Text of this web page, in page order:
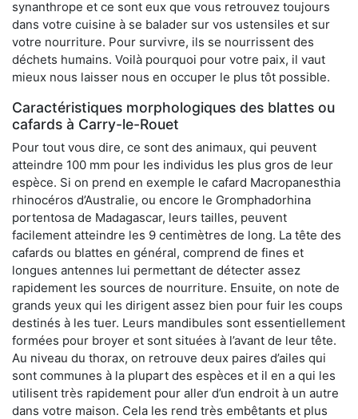
synanthrope et ce sont eux que vous retrouvez toujours
dans votre cuisine à se balader sur vos ustensiles et sur
votre nourriture. Pour survivre, ils se nourrissent des
déchets humains. Voilà pourquoi pour votre paix, il vaut
mieux nous laisser nous en occuper le plus tôt possible.
Caractéristiques morphologiques des blattes ou
cafards à Carry-le-Rouet
Pour tout vous dire, ce sont des animaux, qui peuvent
atteindre 100 mm pour les individus les plus gros de leur
espèce. Si on prend en exemple le cafard Macropanesthia
rhinocéros d’Australie, ou encore le Gromphadorhina
portentosa de Madagascar, leurs tailles, peuvent
facilement atteindre les 9 centimètres de long. La tête des
cafards ou blattes en général, comprend de fines et
longues antennes lui permettant de détecter assez
rapidement les sources de nourriture. Ensuite, on note de
grands yeux qui les dirigent assez bien pour fuir les coups
destinés à les tuer. Leurs mandibules sont essentiellement
formées pour broyer et sont situées à l’avant de leur tête.
Au niveau du thorax, on retrouve deux paires d’ailes qui
sont communes à la plupart des espèces et il en a qui les
utilisent très rapidement pour aller d’un endroit à un autre
dans votre maison. Cela les rend très embêtants et plus